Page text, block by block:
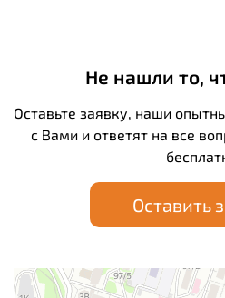
Не нашли то,
Оставьте заявку, наши
с Вами и ответят на все
Оставить